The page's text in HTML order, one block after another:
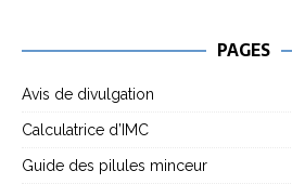
PAGES
Avis de divulgation
Calculatrice d’IMC
Guide des pilules minceur